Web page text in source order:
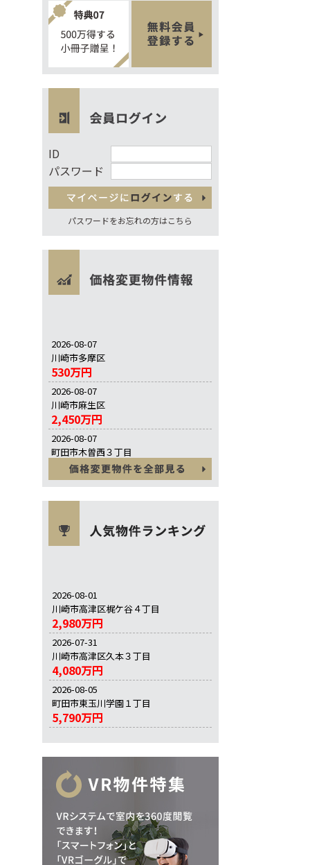
ID
パスワード
パスワードをお忘れの方はこちら
2026-08-07
川崎市多摩区
530万円
2026-08-07
川崎市麻生区
2,450万円
2026-08-07
町田市木曽西３丁目
5,280万円
2026-08-01
川崎市高津区梶ケ谷４丁目
2,980万円
2026-07-31
川崎市高津区久本３丁目
4,080万円
2026-08-05
町田市東玉川学園１丁目
5,790万円